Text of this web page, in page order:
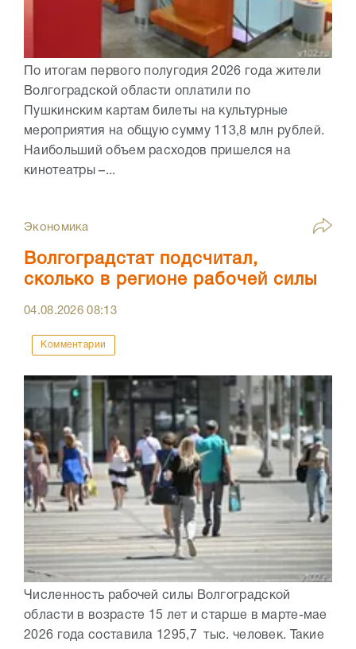
По итогам первого полугодия 2026 года жители
Волгоградской области оплатили по
Пушкинским картам билеты на культурные
мероприятия на общую сумму 113,8 млн рублей.
Наибольший объем расходов пришелся на
кинотеатры –...
Экономика
Волгоградстат подсчитал,
сколько в регионе рабочей силы
04.08.202608:13
Комментарии
Численность рабочей силы Волгоградской
области в возрасте 15 лет и старше в марте-мае
2026 года составила 1295,7 тыс. человек. Такие